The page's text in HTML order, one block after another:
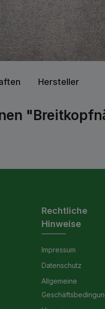
Hersteller
Rechtliche
Hinweise
Impressum
Datenschutz
Allgemeine